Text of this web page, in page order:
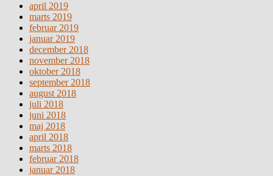
april 2019
marts 2019
februar 2019
januar 2019
december 2018
november 2018
oktober 2018
september 2018
august 2018
juli 2018
juni 2018
maj 2018
april 2018
marts 2018
februar 2018
januar 2018